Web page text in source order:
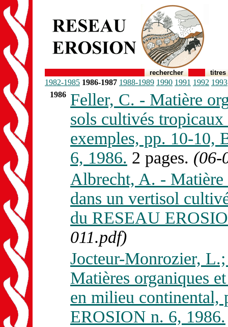
rechercher titres
1982-1985 1986-1987 1988-1989 1990 1991 1992 1993
1986 Feller, C. - Matière
sols cultivés tropicaux
exemples, pp. 10-10,
6, 1986. 2 pages. (06-
Albrecht, A. - Matière
dans un vertisol
du RESEAU
011.pdf)
Jocteur-Monrozier,
Matières organiques
en milieu
EROSION n. 6, 1986.